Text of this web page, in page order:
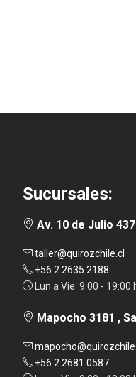
Sucursales:
Av. 10 de Julio
taller@quirozchile.cl
+56 2 2635 2188
Lun a Vie: 9:00 - 19:00
Mapocho 3181 ,
+56 2 2681 0587